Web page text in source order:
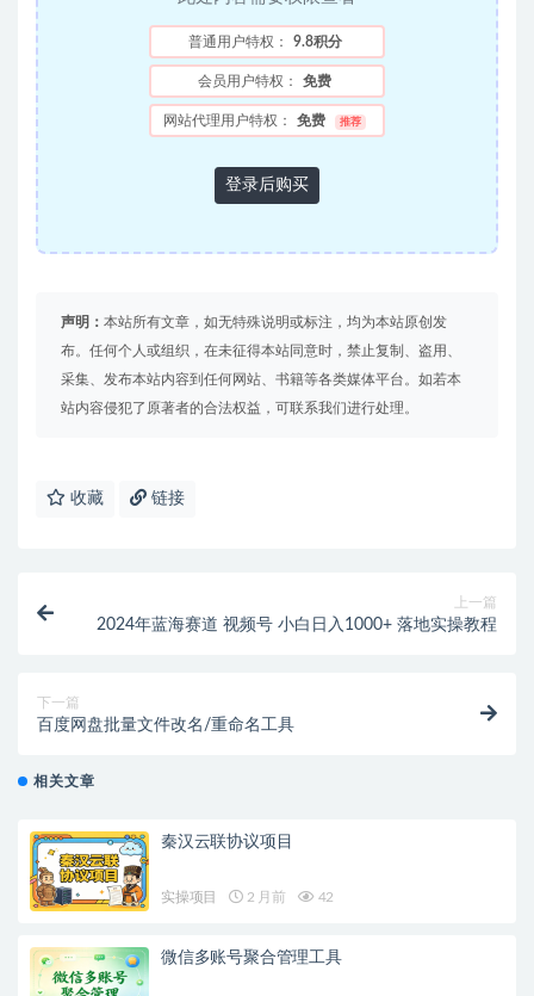
普通用户特权： 9.8积分
会员用户特权： 免费
网站代理用户特权： 免费 推荐
登录后购买
声明： 本站所有文章，如无特殊说明或标注，均为本站原创发
布。任何个人或组织，在未征得本站同意时，禁止复制、盗用、
采集、发布本站内容到任何网站、书籍等各类媒体平台。如若本
站内容侵犯了原著者的合法权益，可联系我们进行处理。
收藏 链接
上一篇
2024年蓝海赛道 视频号 小白日入1000+ 落地实操教程
下一篇
百度网盘批量文件改名/重命名工具
相关文章
秦汉云联协议项目
实操项目 2 月前 42
微信多账号聚合管理工具